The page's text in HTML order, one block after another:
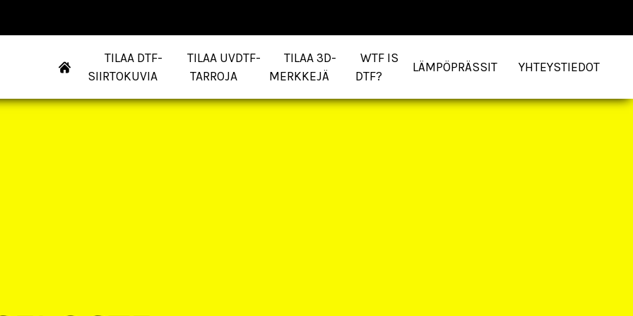
TILAA DTF-
SIIRTOKUVIA
TILAA UVDTF-
TARROJA
TILAA 3D-
MERKKEJÄ
WTF IS
DTF?
LÄMPÖPRÄSSIT YHTEYSTIEDOT